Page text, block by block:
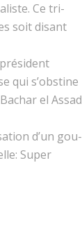
Ce tri­
soit dis­ant
qui s’ob­s­tine
el Assad
d’un gou­
Super